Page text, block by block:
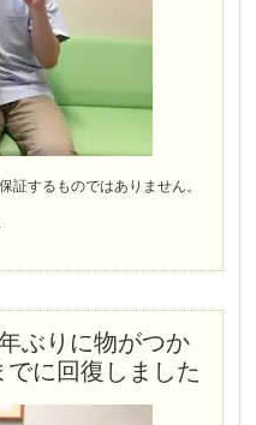
ニアに。
するものではありません。
ぶりに物がつか
に回復しました